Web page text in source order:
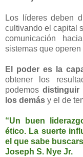
Los líderes deben
cultivando el capital
comunicación
sistemas que
El poder es la
obtener los
podemosdistinguir
los demás y el de
“Un buen
ético. La suerte
el que sabe
Joseph S. Nye Jr.